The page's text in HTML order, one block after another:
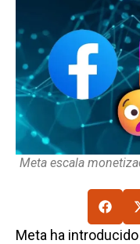
Meta escala
Meta ha